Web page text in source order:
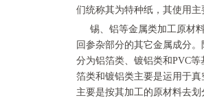
们统称其为特种纸，其使用主
锡、铝等金属类加工原材
回参杂部分的其它金属成分
分为铝箔类、镀铝类和PVC
箔类和镀铝类主要是运用于
主要是按其加工的原材料去